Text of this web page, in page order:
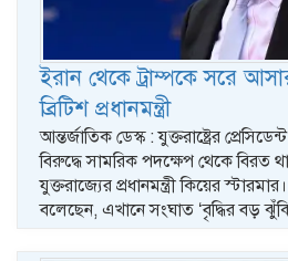
ইরান থেকে ট্রাম্পকে সরে
ব্রিটিশ প্রধানমন্ত্রী
আন্তর্জাতিক ডেস্ক : যুক্তরাষ্ট্রের
বিরুদ্ধে সামরিক পদক্ষেপ থেকে বিরত
যুক্তরাজ্যের প্রধানমন্ত্রী কিয়ের
বলেছেন, এখানে সংঘাত ‘বৃদ্ধির বড়